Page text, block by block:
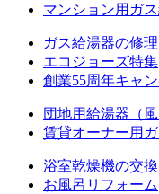
マンション用ガ
ガス給湯器の修理
エコジョーズ特集
創業55周年キャ
団地用給湯器（風
賃貸オーナー用
浴室乾燥機の交
お風呂リフォーム